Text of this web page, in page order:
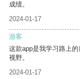
成绩。
2024-01-17
游客
这款app是我学习路上
视野。
2024-01-17